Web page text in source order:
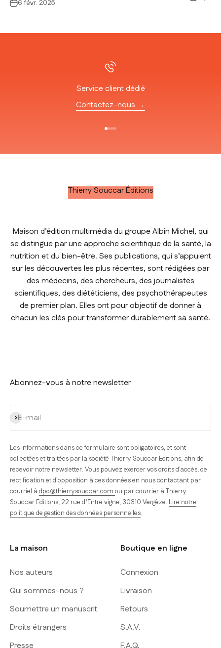
6 févr. 2025
Service client dédié
Contactez-nous →
Thierry Souccar Éditions
Maison d’édition multimédia du groupe Albin Michel, qui
se distingue par une approche scientifique de la santé, la
nutrition et du bien-être. Ses publications, qui s’appuient
sur les découvertes les plus récentes, sont rédigées par
des médecins, des chercheurs, des journalistes
scientifiques, des diététiciens, des psychothérapeutes
de premier plan. Elles ont pour objectif de donner à
chacun les clés pour transformer durablement sa santé.
Abonnez-vous à notre newsletter
E-mail
S'inscrire
Les informations dans ce formulaire sont obligatoires, et sont
collectées et traitées par la société Thierry Souccar Editions, afin de
recevoir notre newsletter. Vous pouvez exercer vos droits d'accès, de
rectification et d'opposition à ces données en nous contactant par
courriel à dpo@thierrysouccar.com ou par courrier à Thierry
Souccar Editions, 22 rue d’Entre vigne, 30310 Vergèze. Lire notre
politique de gestion des données personnelles.
La maison
Nos auteurs
Qui sommes-nous ?
Soumettre un manuscrit
Droits étrangers
Boutique en ligne
Connexion
Livraison
Retours
S.A.V.